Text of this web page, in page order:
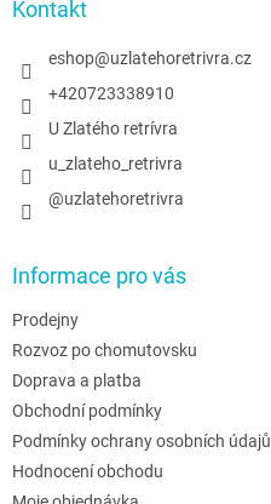
Kontakt
eshop@uzlatehoretrivra.cz
+420723338910
U Zlatého retrívra
u_zlateho_retrivra
@uzlatehoretrivra
Informace pro vás
Prodejny
Rozvoz po chomutovsku
Doprava a platba
Obchodní podmínky
Podmínky ochrany osobních údajů
Hodnocení obchodu